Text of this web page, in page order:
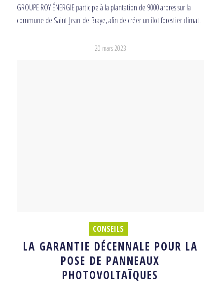
GROUPE ROY ÉNERGIE participe à la plantation de 9000 arbres sur la
commune de Saint-Jean-de-Braye, afin de créer un îlot forestier climat.
20 mars 2023
CONSEILS
LA GARANTIE DÉCENNALE POUR LA
POSE DE PANNEAUX
PHOTOVOLTAÏQUES